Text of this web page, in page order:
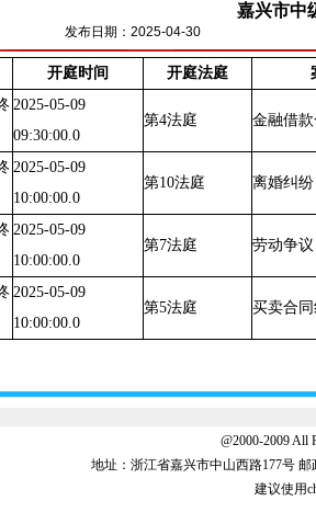
嘉兴市中
发布日期：2025-04-30
开庭时间 开庭法庭
2025-05-09
09:30:00.0
第4法庭 金融借
2025-05-09
10:00:00.0
第10法庭 离婚纠纷
2025-05-09
10:00:00.0
第7法庭 劳动争议
2025-05-09
10:00:00.0
第5法庭 买卖合
@2000-2009 All
地址：浙江省嘉兴市中山西路177号
建议使用